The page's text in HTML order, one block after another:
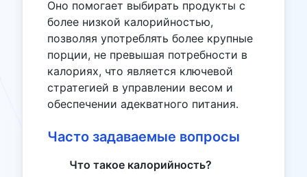
Оно помогает выбирать продукты с
более низкой калорийностью,
позволяя употреблять более крупные
порции, не превышая потребности в
калориях, что является ключевой
стратегией в управлении весом и
обеспечении адекватного питания.
Часто задаваемые вопросы
Что такое калорийность?